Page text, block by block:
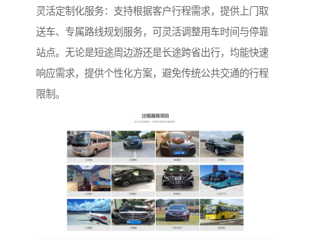
灵活定制化服务：支持根据客户行程需求，提供上门取
送车、专属路线规划服务，可灵活调整用车时间与停靠
站点。无论是短途周边游还是长途跨省出行，均能快速
响应需求，提供个性化方案，避免传统公共交通的行程
限制。